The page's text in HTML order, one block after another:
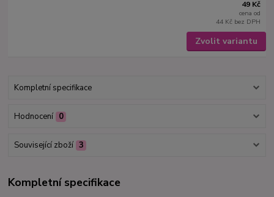
49 Kč
cena od
44 Kč bez DPH
Zvolit variantu
Kompletní specifikace
Hodnocení 0
Související zboží 3
Kompletní specifikace